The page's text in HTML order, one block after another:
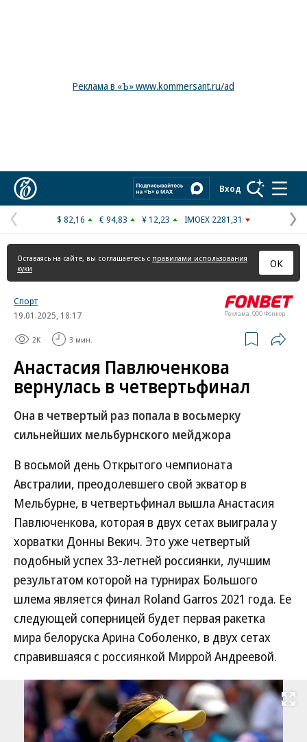
Реклама в «Ъ» www.kommersant.ru/ad
Вход
Предыдущая
страница
$ 82,16 € 94,83 ¥ 12,23 IMOEX 2281,31
Оставаясь на сайте, вы соглашаетесь с правилами использования
куки
ОК
Реклама, ООО Фонкор
Спорт
19.01.2025, 18:17
2K 3 мин.
Анастасия Павлюченкова
вернулась в четвертьфинал
Она в четвертый раз попала в восьмерку
сильнейших мельбурнского мейджора
В восьмой день Открытого чемпионата
Австралии, преодолевшего свой экватор в
Мельбурне, в четвертьфинал вышла Анастасия
Павлюченкова, которая в двух сетах выиграла у
хорватки Донны Векич. Это уже четвертый
подобный успех 33-летней россиянки, лучшим
результатом которой на турнирах Большого
шлема является финал Roland Garros 2021 года. Ее
следующей соперницей будет первая ракетка
мира белоруска Арина Соболенко, в двух сетах
справившаяся с россиянкой Миррой Андреевой.
Развернуть